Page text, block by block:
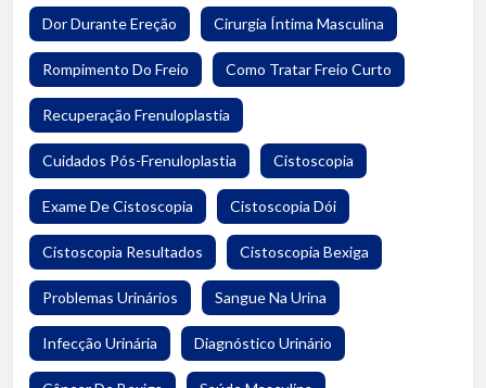
Dor Durante Ereção Cirurgia Íntima Masculina
Rompimento Do Freio Como Tratar Freio Curto
Recuperação Frenuloplastia
Cuidados Pós-Frenuloplastia Cistoscopia
Exame De Cistoscopia Cistoscopia Dói
Cistoscopia Resultados Cistoscopia Bexiga
Problemas Urinários Sangue Na Urina
Infecção Urinária Diagnóstico Urinário